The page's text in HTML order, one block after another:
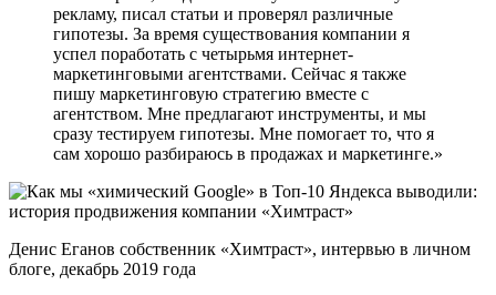
рекламу, писал статьи и проверял различные
гипотезы. За время существования компании я
успел поработать с четырьмя интернет-
маркетинговыми агентствами. Сейчас я также
пишу маркетинговую стратегию вместе с
агентством. Мне предлагают инструменты, и мы
сразу тестируем гипотезы. Мне помогает то, что я
сам хорошо разбираюсь в продажах и маркетинге.»
Денис Еганов собственник «Химтраст», интервью в личном
блоге, декабрь 2019 года